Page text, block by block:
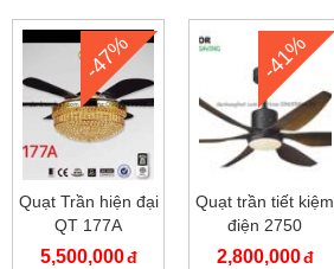
-47%
Quạt Trần hiện đại
QT 177A
5,500,000
-41%
Quạt trần tiết kiệm
điện 2750
2,800,000